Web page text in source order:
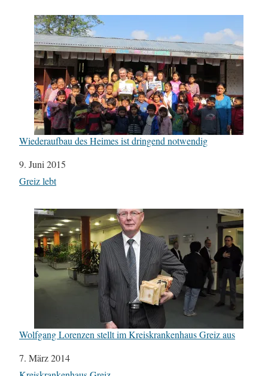
Wiederaufbau des Heimes ist dringend notwendig
Datum
9. Juni 2015
In Bezug auf
Greiz lebt
Wolfgang Lorenzen stellt im Kreiskrankenhaus Greiz aus
Datum
7. März 2014